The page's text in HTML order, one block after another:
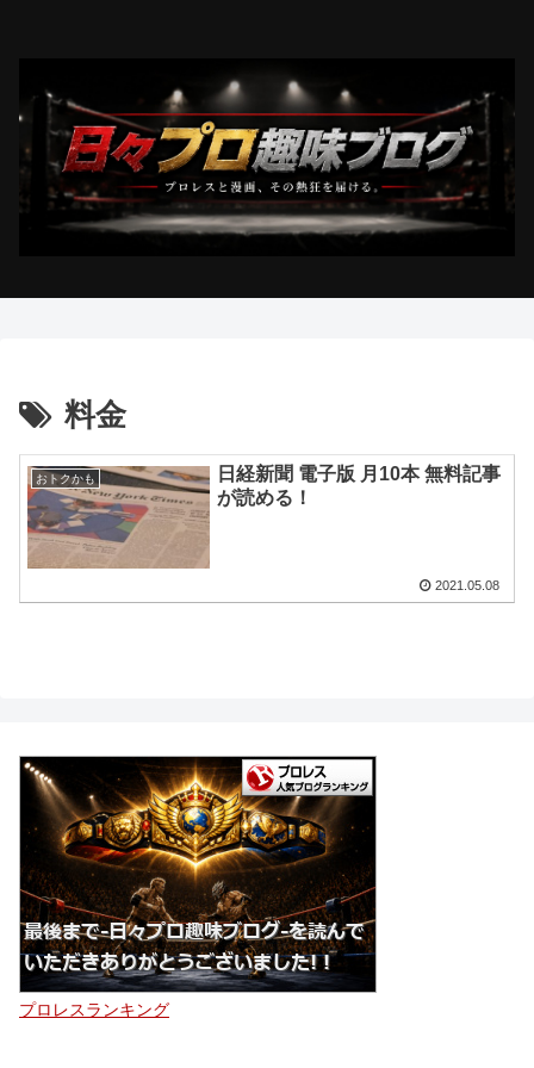
料金
おトクかも
日経新聞 電子版 月10本 無料記事
が読める！
2021.05.08
プロレスランキング